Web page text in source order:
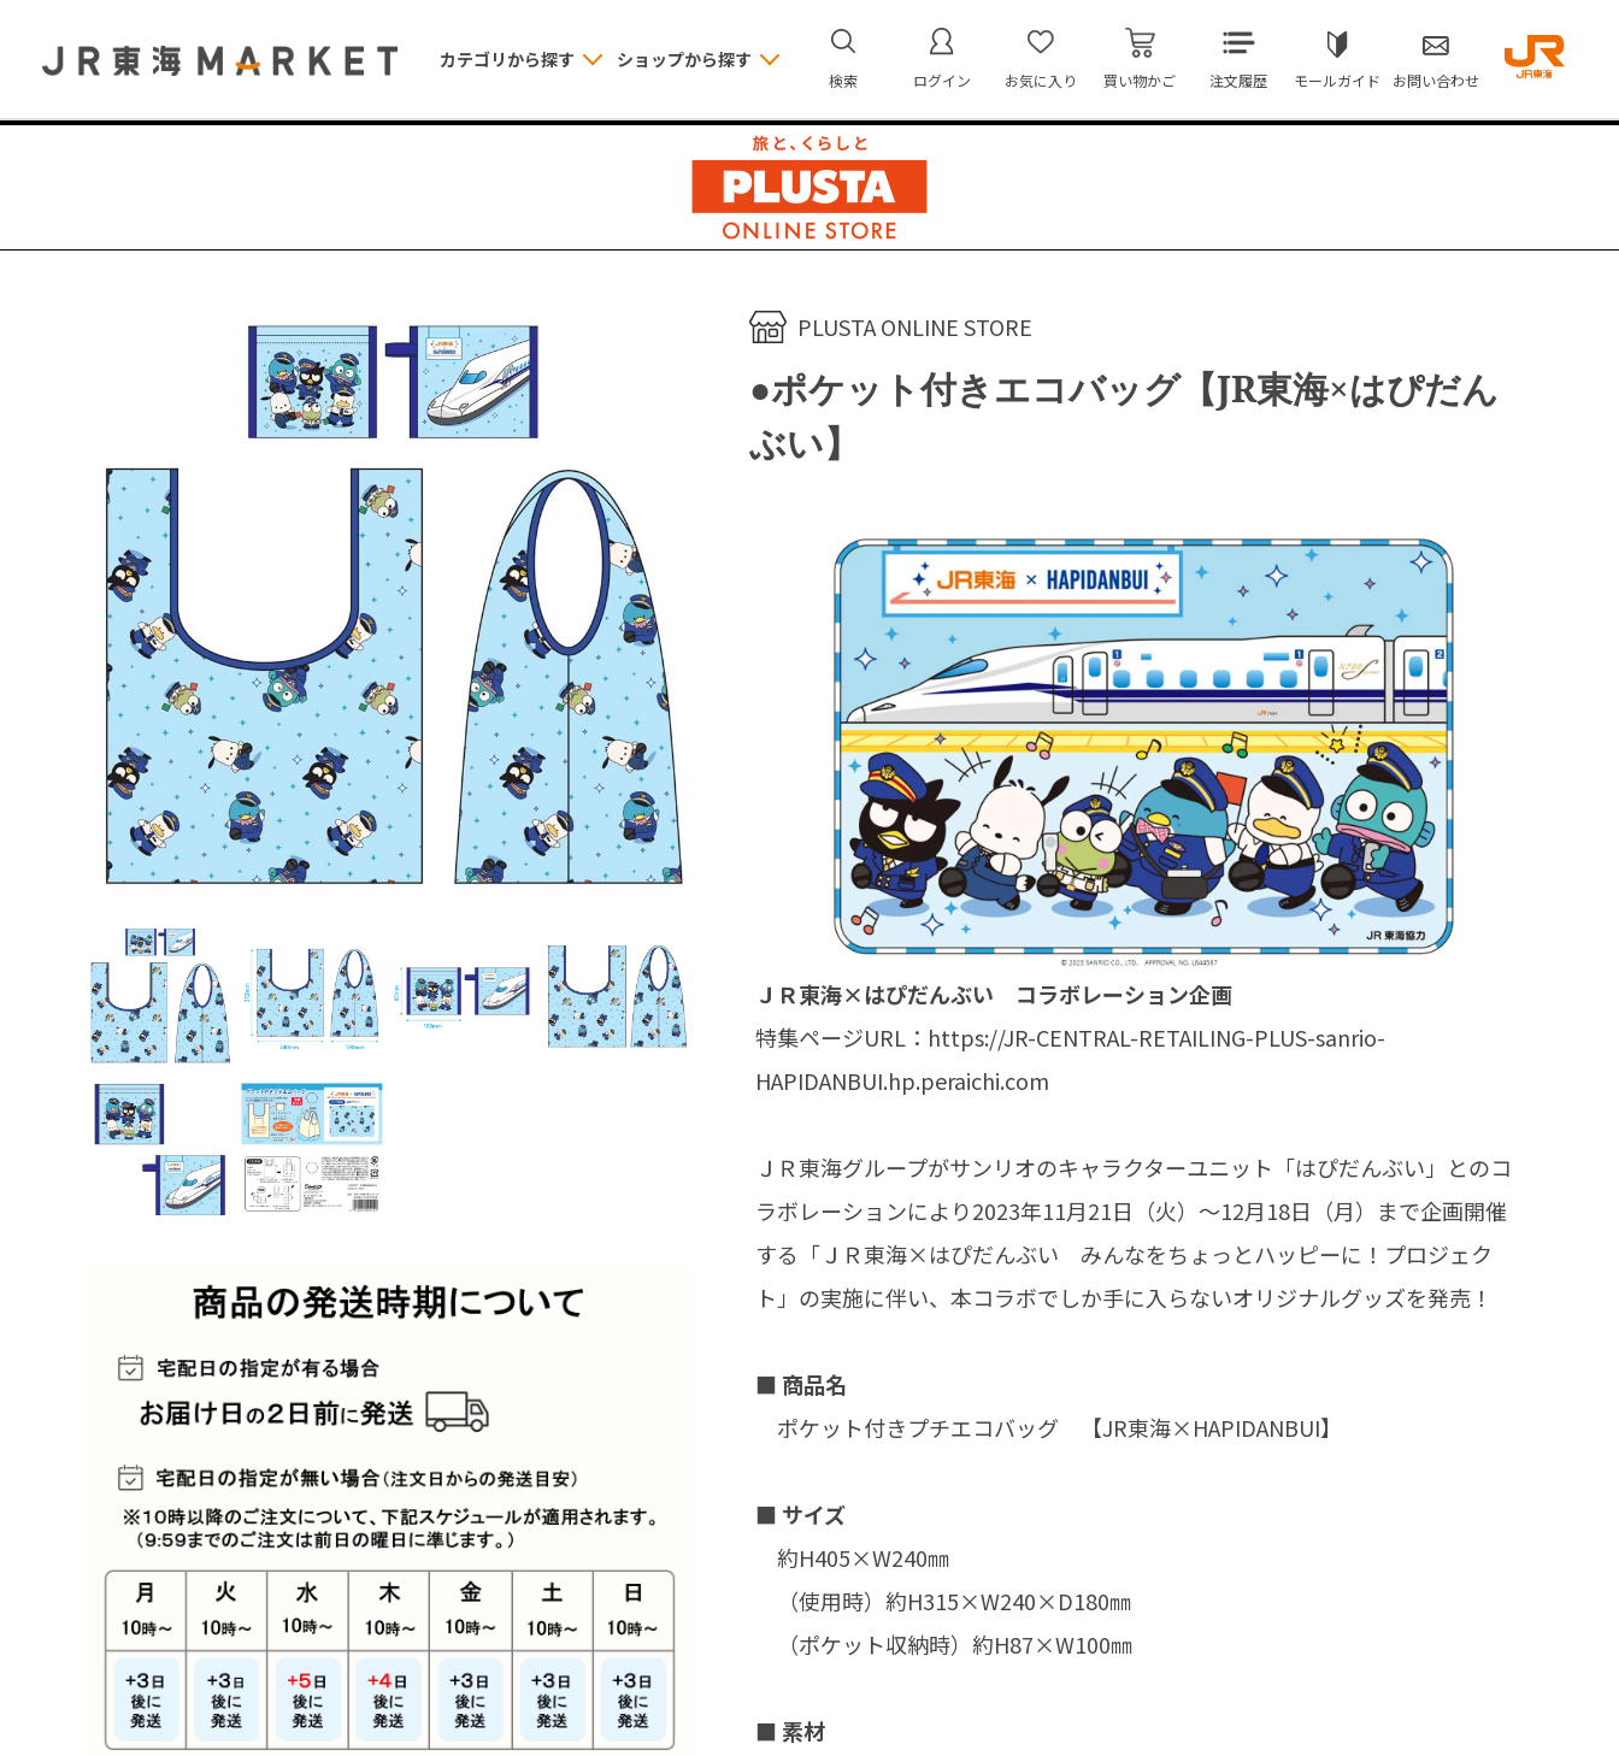
カテゴリから探す ショップから探す
検索 ログイン お気に入り 買い物かご 注文履歴 モールガイド お問い合わせ
PLUSTA ONLINE STORE
●ポケット付きエコバッグ【JR東海×はぴだん
ぶい】
ＪＲ東海×はぴだんぶい コラボレーション企画
特集ページURL： https://JR-CENTRAL-RETAILING-PLUS-sanrio-
HAPIDANBUI.hp.peraichi.com
ＪＲ東海グループがサンリオのキャラクターユニット「はぴだんぶい」とのコ
ラボレーションにより2023年11月21日（火）～12月18日（月）まで企画開催
する「ＪＲ東海×はぴだんぶい みんなをちょっとハッピーに！プロジェク
ト」の実施に伴い、本コラボでしか手に入らないオリジナルグッズを発売！
■ 商品名
ポケット付きプチエコバッグ 【JR東海×HAPIDANBUI】
■ サイズ
約H405×W240㎜
（使用時）約H315×W240×D180㎜
（ポケット収納時）約H87×W100㎜
■ 素材